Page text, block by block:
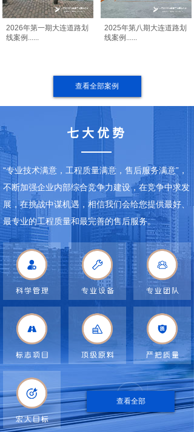
查看全部案例
2026年第一期大连道路划
线案例
2025年第八期大连道路划
线案例
七大优势
“专业技术满意，工程质量满意，售后服务满意”，
不断加强企业内部综合竞争力建设，在竞争中求发
展，在挑战中谋机遇，相信我们会给您提供最好、
最专业的工程质量和最完善的售后服务。
查看全部